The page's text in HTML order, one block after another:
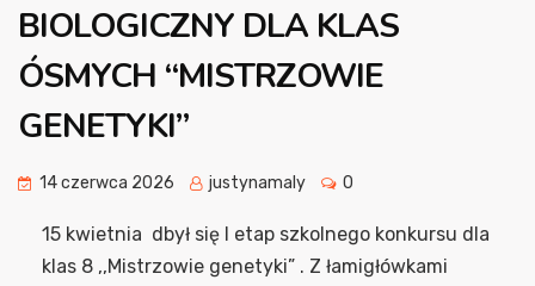
BIOLOGICZNY DLA KLAS
ÓSMYCH “MISTRZOWIE
GENETYKI”
14 czerwca 2026 justynamaly 0
15 kwietnia dbył się I etap szkolnego konkursu dla
klas 8 ,,Mistrzowie genetyki” . Z łamigłówkami